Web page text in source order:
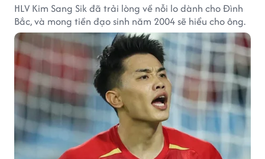
HLV Kim Sang Sik đã trải lòng về nỗi lo dành cho Đình
Bắc, và mong tiền đạo sinh năm 2004 sẽ hiểu cho ông.